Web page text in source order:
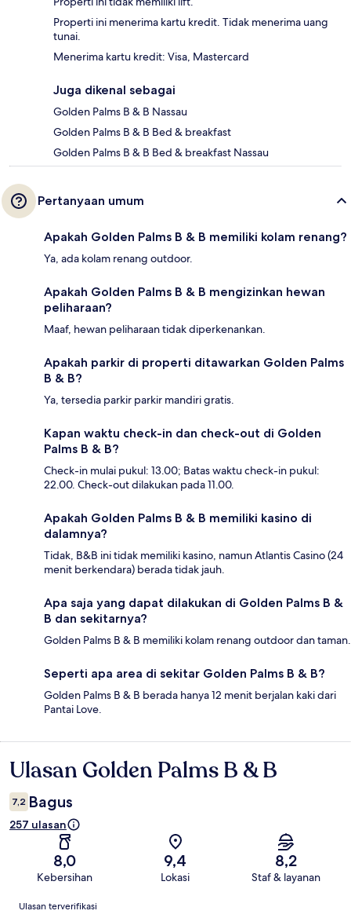
Properti ini menerima kartu kredit. Tidak menerima uang
tunai.
Menerima kartu kredit: Visa, Mastercard
Juga dikenal sebagai
Golden Palms B & B Nassau
Golden Palms B & B Bed & breakfast
Golden Palms B & B Bed & breakfast Nassau
Pertanyaan umum
Apakah Golden Palms B & B memiliki kolam renang?
Ya, ada kolam renang outdoor.
Apakah Golden Palms B & B mengizinkan hewan
peliharaan?
Maaf, hewan peliharaan tidak diperkenankan.
Apakah parkir di properti ditawarkan Golden Palms
B & B?
Ya, tersedia parkir parkir mandiri gratis.
Kapan waktu check-in dan check-out di Golden
Palms B & B?
Check-in mulai pukul: 13.00; Batas waktu check-in pukul:
22.00. Check-out dilakukan pada 11.00.
Apakah Golden Palms B & B memiliki kasino di
dalamnya?
Tidak, B&B ini tidak memiliki kasino, namun Atlantis Casino (24
menit berkendara) berada tidak jauh.
Apa saja yang dapat dilakukan di Golden Palms B &
B dan sekitarnya?
Golden Palms B & B memiliki kolam renang outdoor dan taman.
Seperti apa area di sekitar Golden Palms B & B?
Golden Palms B & B berada hanya 12 menit berjalan kaki dari
Pantai Love.
Ulasan
Ulasan Golden Palms B & B
7,2 Bagus
257 ulasan
8,0
Kebersihan
9,4
Lokasi
8,2
Staf & layanan
Ulasan
Ulasan terverifikasi